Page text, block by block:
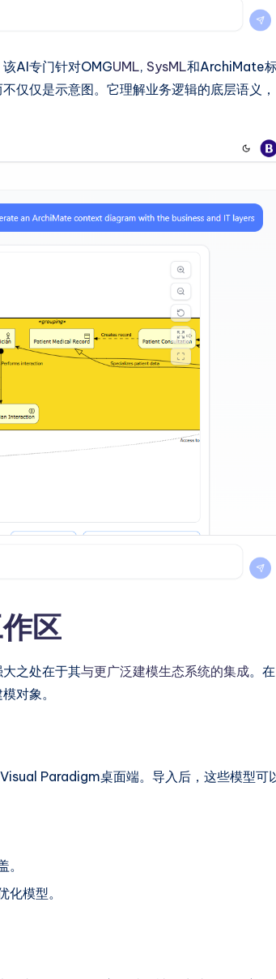
该AI专门针对OMGUML, SysML和ArchiMate
仅仅是示意图。它理解业务逻辑的底层语义，
区
之处在于其与更广泛建模生态系统的集成。在
对象。
Paradigm桌面端。导入后，这些模型可
模型。